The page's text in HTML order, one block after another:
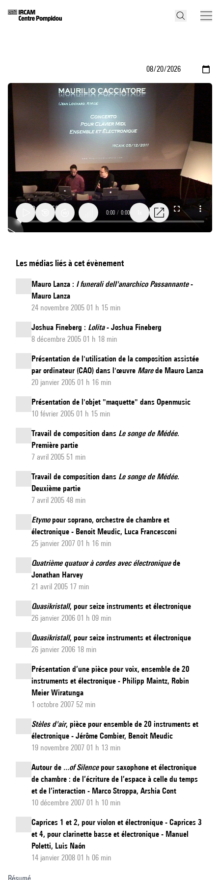
pour
clavier
midi,
ensemble
et
électronique
temps
0:00 / 0:00
Les médias liés à cet évènement
Mauro Lanza : I funerali dell'anarchico Passannante-
Mauro Lanza
24 novembre 2005 01 h 15 min
Joshua Fineberg : Lolita- Joshua Fineberg
8 décembre 2005 01 h 18 min
Présentation de l'utilisation de la composition assistée
par ordinateur (CAO) dans l'œuvre Marede Mauro Lanza
20 janvier 2005 01 h 16 min
Présentation de l'objet "maquette" dans Openmusic
10 février 2005 01 h 15 min
Travail de composition dans Le songe de Médée.
Première partie
7 avril 2005 51 min
Travail de composition dans Le songe de Médée.
Deuxième partie
7 avril 2005 48 min
Etymopour soprano, orchestre de chambre et
électronique - Benoit Meudic, Luca Francesconi
25 janvier 2007 01 h 16 min
Quatrième quatuor à cordes avec électroniquede
Jonathan Harvey
21 avril 2005 17 min
Quasikristall, pour seize instruments et électronique
26 janvier 2006 01 h 09 min
Quasikristall, pour seize instruments et électronique
26 janvier 2006 18 min
Présentation d’une pièce pour voix, ensemble de 20
instruments et électronique - Philipp Maintz, Robin
Meier Wiratunga
1 octobre 2007 52 min
Stèles d'air, pièce pour ensemble de 20 instruments et
électronique - Jérôme Combier, Benoit Meudic
19 novembre 2007 01 h 13 min
Autour de ...of Silencepour saxophone et électronique
de chambre : de l’écriture de l’espace à celle du temps
et de l’interaction - Marco Stroppa, Arshia Cont
10 décembre 2007 01 h 10 min
Caprices 1 et 2, pour violon et électronique - Caprices 3
et 4, pour clarinette basse et électronique - Manuel
Poletti, Luis Naón
14 janvier 2008 01 h 06 min